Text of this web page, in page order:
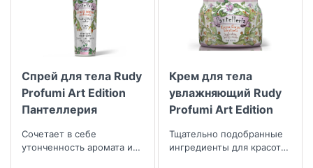
Спрей для тела Rudy
Profumi Art Edition
Пантеллерия
Сочетает в себе
утонченность аромата и
Крем для тела
увлажняющий Rudy
Profumi Art Edition
Тщательно подобранные
ингредиенты для красоты